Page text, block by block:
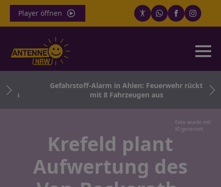
Player öffnen
Gefahrstoff-Alarm in Ahlen: Feuerwehr rückt
mit 8 Fahrzeugen aus
Foto wurde mit
KI generiert
Krefeld plant
Aufwertung des